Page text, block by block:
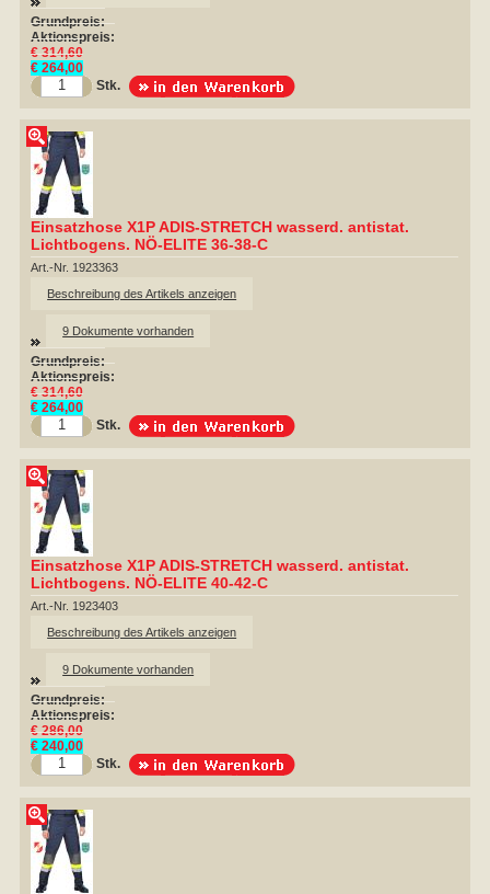
Grundpreis:
Aktionspreis:
€ 314,60
€ 264,00
Stk.
Einsatzhose X1P ADIS-STRETCH wasserd. antistat.
Lichtbogens. NÖ-ELITE 36-38-C
Art.-Nr. 1923363
Beschreibung des Artikels anzeigen
9 Dokumente vorhanden
Grundpreis:
Aktionspreis:
€ 314,60
€ 264,00
Stk.
Einsatzhose X1P ADIS-STRETCH wasserd. antistat.
Lichtbogens. NÖ-ELITE 40-42-C
Art.-Nr. 1923403
Beschreibung des Artikels anzeigen
9 Dokumente vorhanden
Grundpreis:
Aktionspreis:
€ 286,00
€ 240,00
Stk.